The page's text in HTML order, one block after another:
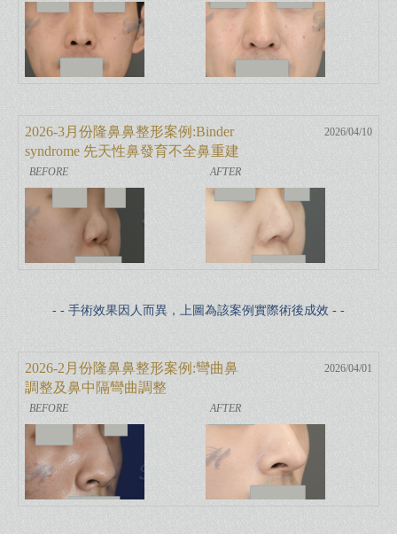
2026-3月份隆鼻鼻整形案例:Binder
syndrome 先天性鼻發育不全鼻重建
2026/04/10
- - 手術效果因人而異，上圖為該案例實際術後成效 - -
2026-2月份隆鼻鼻整形案例:彎曲鼻
調整及鼻中隔彎曲調整
2026/04/01